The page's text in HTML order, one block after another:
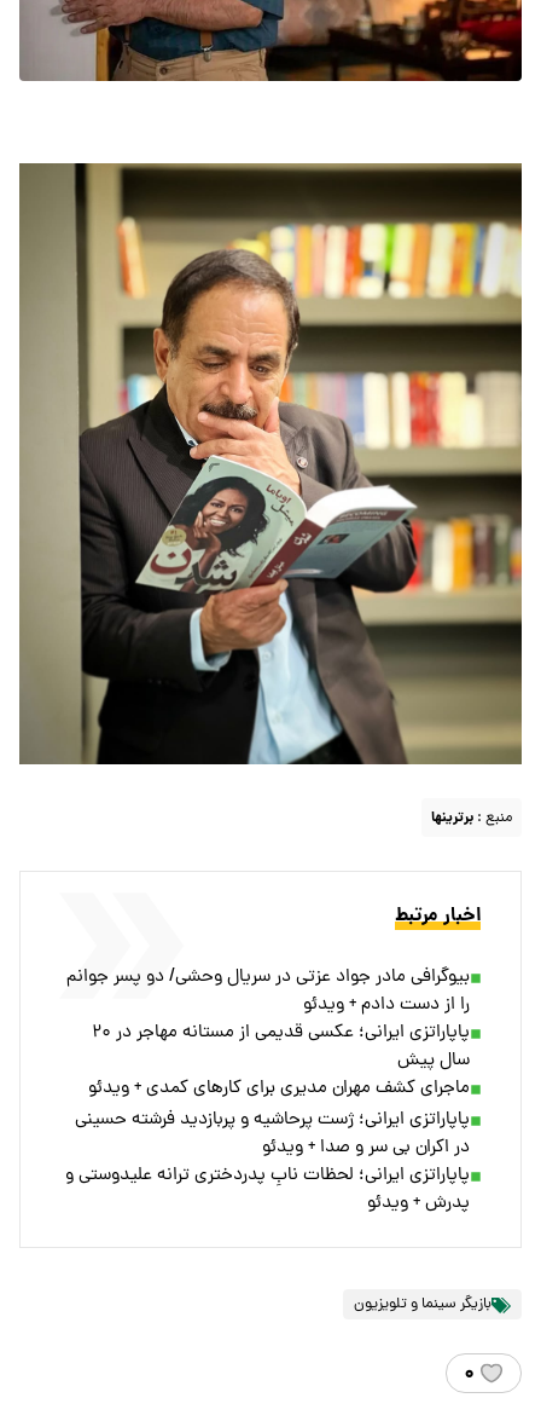
منبع : برترینها
اخبار مرتبط
بیوگرافی مادر جواد عزتی در سریال وحشی/ دو پسر جوانم
را از دست دادم + ویدئو
پاپاراتزی ایرانی؛ عکسی قدیمی از مستانه مهاجر در ۲۰
سال پیش
ماجرای کشف مهران مدیری برای کارهای کمدی + ویدئو
پاپاراتزی ایرانی؛ ژست پرحاشیه و پربازدید فرشته حسینی
در اکران بی سر و صدا + ویدئو
پاپاراتزی ایرانی؛ لحظات نابِ پدردختری ترانه علیدوستی و
پدرش + ویدئو
بازیگر سینما و تلویزیون
۰